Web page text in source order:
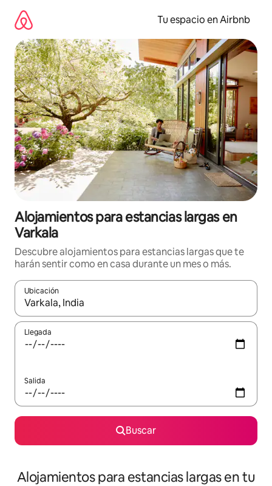
contenido
Tu espacio en Airbnb
Alojamientos para estancias largas en
Varkala
Descubre alojamientos para estancias largas que te
harán sentir como en casa durante un mes o más.
Ubicación
Cuando los resultados estén disponibles, podrás navegar
Llegada
Salida
Buscar
Alojamientos para estancias largas en tu